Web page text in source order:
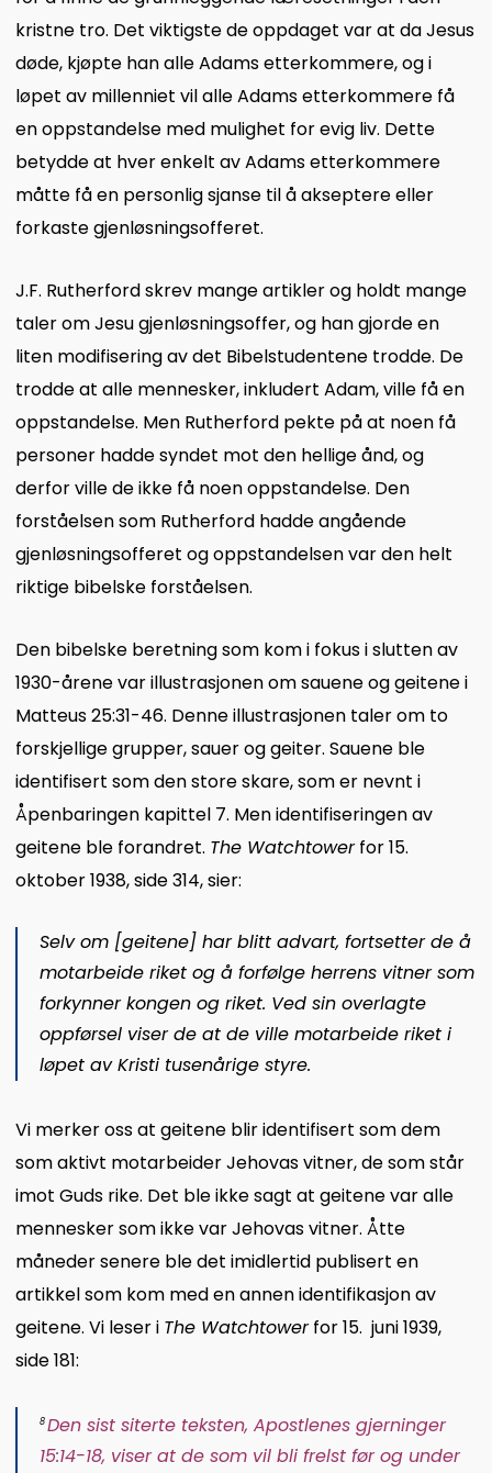
kristne tro. Det viktigste de oppdaget var at da Jesus
døde, kjøpte han alle Adams etterkommere, og i
løpet av millenniet vil alle Adams etterkommere få
en oppstandelse med mulighet for evig liv. Dette
betydde at hver enkelt av Adams etterkommere
måtte få en personlig sjanse til å akseptere eller
forkaste gjenløsningsofferet.
J.F. Rutherford skrev mange artikler og holdt mange
taler om Jesu gjenløsningsoffer, og han gjorde en
liten modifisering av det Bibelstudentene trodde. De
trodde at alle mennesker, inkludert Adam, ville få en
oppstandelse. Men Rutherford pekte på at noen få
personer hadde syndet mot den hellige ånd, og
derfor ville de ikke få noen oppstandelse. Den
forståelsen som Rutherford hadde angående
gjenløsningsofferet og oppstandelsen var den helt
riktige bibelske forståelsen.
Den bibelske beretning som kom i fokus i slutten av
1930-årene var illustrasjonen om sauene og geitene i
Matteus 25:31-46. Denne illustrasjonen taler om to
forskjellige grupper, sauer og geiter. Sauene ble
identifisert som den store skare, som er nevnt i
Åpenbaringen kapittel 7. Men identifiseringen av
geitene ble forandret. The Watchtowerfor 15.
oktober 1938, side 314, sier:
Selv om [geitene] har blitt advart, fortsetter de å
motarbeide riket og å forfølge herrens vitner som
forkynner kongen og riket. Ved sin overlagte
oppførsel viser de at de ville motarbeide riket i
løpet av Kristi tusenårige styre.
Vi merker oss at geitene blir identifisert som dem
som aktivt motarbeider Jehovas vitner, de som står
imot Guds rike. Det ble ikke sagt at geitene var alle
mennesker som ikke var Jehovas vitner. Åtte
måneder senere ble det imidlertid publisert en
artikkel som kom med en annen identifikasjon av
geitene. Vi leser i The Watchtowerfor 15. juni 1939,
side 181:
8Den sist siterte teksten, Apostlenes gjerninger
15:14-18, viser at de som vil bli frelst før og under